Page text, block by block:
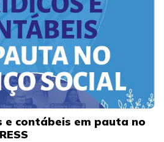
e contábeis em pauta no